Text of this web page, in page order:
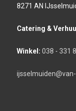
8271 AN
Catering &
Winkel: 038 - 331